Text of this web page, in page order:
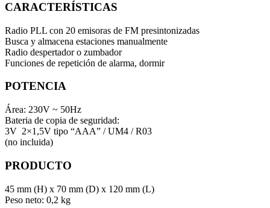
CARACTERÍSTICAS
Radio PLL con 20 emisoras de FM presintonizadas
Busca y almacena estaciones manualmente
Radio despertador o zumbador
Funciones de repetición de alarma, dormir
POTENCIA
Área: 230V ~ 50Hz
Bateria de copia de seguridad:
3V 2×1,5V tipo “AAA” / UM4 / R03
(no incluida)
PRODUCTO
45 mm (H) x 70 mm (D) x 120 mm (L)
Peso neto: 0,2 kg